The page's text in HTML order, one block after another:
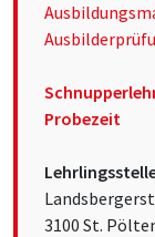
Probezeit
3100 St.